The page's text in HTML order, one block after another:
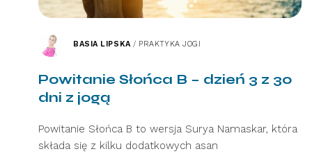
BASIA LIPSKA / PRAKTYKA JOGI
Powitanie Słońca B – dzień 3 z 30
dni z jogą
Powitanie Słońca B to wersja Surya Namaskar, która
składa się z kilku dodatkowych asan